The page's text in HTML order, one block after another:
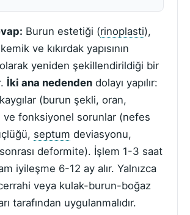
Burun estetiği (rinoplasti),
ve kıkırdak yapısının
yeniden şekillendirildiği bir
İki ana nedenden dolayı yapılır:
(burun şekli, oran,
ve fonksiyonel sorunlar (nefes
septum deviasyonu,
deformite). İşlem 1-3 saat
iyileşme 6-12 ay alır. Yalnızca
veya kulak-burun-boğaz
tarafından uygulanmalıdır.